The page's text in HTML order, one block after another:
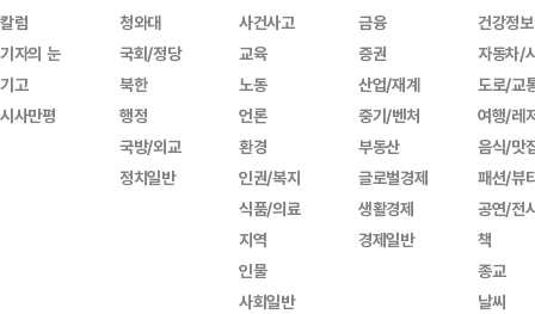
칼럼
기자의 눈
기고
시사만평
청와대
국회/정당
북한
행정
국방/외교
정치일반
사건사고
교육
노동
언론
환경
인권/복지
식품/의료
지역
인물
사회일반
금융
증권
산업/재계
중기/벤처
부동산
글로벌경제
생활경제
경제일반
건강정보
자동차/
도로/교
여행/레
음식/맛
패션/뷰
공연/전
책
종교
날씨